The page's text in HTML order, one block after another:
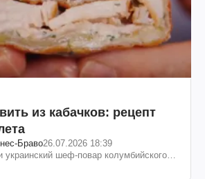
из кабачков: рецепт
Браво26.07.2026 18:39
украинский шеф-повар колумбийского